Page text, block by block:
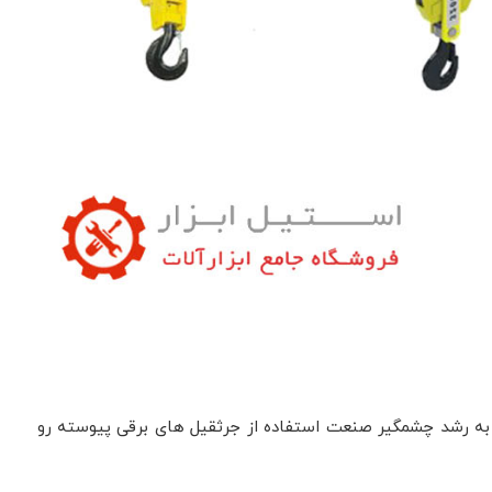
به رشد چشمگیر صنعت استفاده از جرثقیل های برقی پیوسته رو